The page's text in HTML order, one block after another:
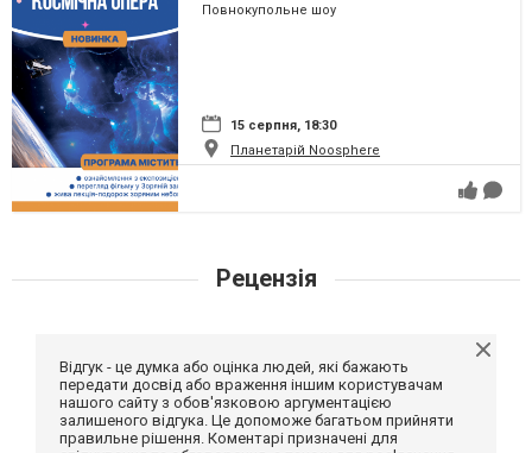
Повнокупольне шоу
15 серпня, 18:30
Планетарій Noosphere
Рецензія
Відгук - це думка або оцінка людей, які бажають
передати досвід або враження іншим користувачам
нашого сайту з обов'язковою аргументацією
залишеного відгука. Це допоможе багатьом прийняти
правильне рішення. Коментарі призначені для